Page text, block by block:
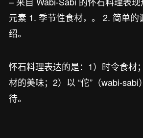
元素 1. 季节性食材，。 2. 简单的
绍。
怀石料理表达的是：1）时令食材
材的美味；2）以 “佗”（wabi-
待。